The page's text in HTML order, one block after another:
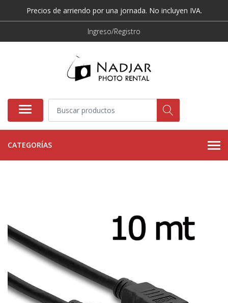
Precios de arriendo por una jornada. No incluyen IVA.
Ingreso/Registro
CATEGORÍAS